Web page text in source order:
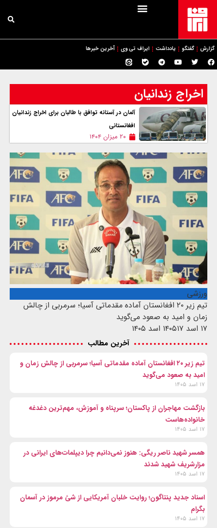
گزارش گفتگو یادداشت ایراف تی وی آخرین خبرها
اخراج زندانیان
آلمان در آستانه توافق با طالبان برای اخراج زندانیان
افغانستانی
۲۰ میزان ۱۴۰۴
ورزشی
تیم زیر ۲۰ افغانستان آماده مقدماتی آسیا؛ سرمربی از چالش
زمان و امید به صعود می‌گوید
۱۷ اسد ۱۴۰۵
۱۷ اسد ۱۴۰۵
آخرین مطالب
تیم زیر ۲۰ افغانستان آماده مقدماتی آسیا؛ سرمربی از چالش زمان و
امید به صعود می‌گوید
۱۷ اسد ۱۴۰۵
بازگشت مهاجران از پاکستان؛ سرپناه و آموزش، مهم‌ترین دغدغه
خانواده‌هاست
۱۷ اسد ۱۴۰۵
همسر شهید ناصر ریگی: هنوز نمی‌دانیم چرا دیپلمات‌های ایرانی در
مزارشریف شهید شدند
۱۷ اسد ۱۴۰۵
اسناد جدید پنتاگون؛ روایت خلبان آمریکایی از شئ مرموز در آسمان
بگرام
۱۷ اسد ۱۴۰۵